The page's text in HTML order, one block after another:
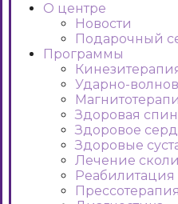
О центре
Новости
Подарочный
Программы
Ударно-
Здоровая
Здоровое
Здоровые
Лечение
Реабилитация
Прессотерапия